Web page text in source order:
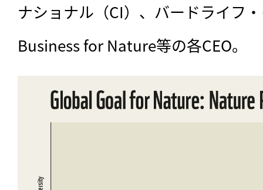
ナショナル（CI）、バードライフ
Business for Nature等の各CEO。